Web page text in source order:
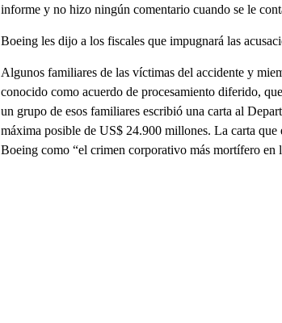
informe y no hizo ningún comentario cuando se le
Boeing les dijo a los fiscales que impugnará las
Algunos familiares de las víctimas del accidente y
conocido como acuerdo de procesamiento diferido,
un grupo de esos familiares escribió una carta al
máxima posible de US$ 24.900 millones. La carta
Boeing como “el crimen corporativo más mortífero en